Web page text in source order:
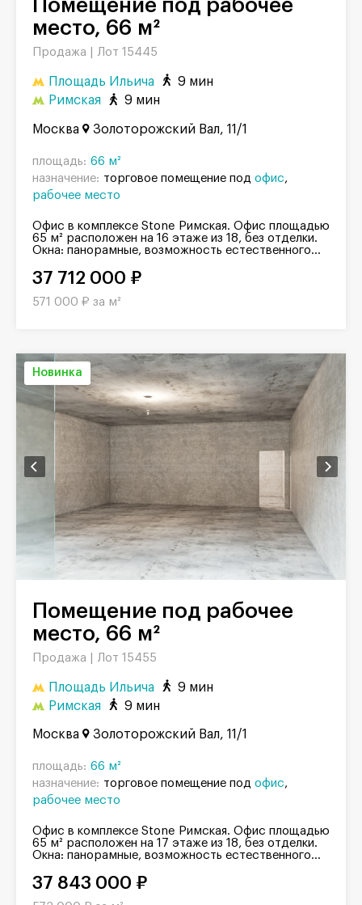
место, 66 м²
Продажа | Лот 15445
Площадь Ильича
9 мин
Римская
9 мин
Москва Золоторожский Вал, 11/1
площадь: 66 м²
назначение: торговое помещение под офис
рабочее место
Офис в комплексе Stone Римская. Офис площадью
65 м² расположен на 16 этаже из 18, без отделки.
Окна: панорамные, возможность естественного...
37 712 000 ₽
571 000 ₽ за м²
Новинка
Помещение под рабочее
место, 66 м²
Продажа | Лот 15455
Площадь Ильича
9 мин
Римская
9 мин
Москва Золоторожский Вал, 11/1
площадь: 66 м²
назначение: торговое помещение под офис
рабочее место
Офис в комплексе Stone Римская. Офис площадью
65 м² расположен на 17 этаже из 18, без отделки.
Окна: панорамные, возможность естественного...
37 843 000 ₽